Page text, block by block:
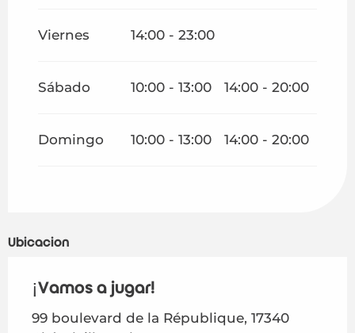
Viernes 14:00 - 23:00
Sábado 10:00 - 13:00 14:00 - 20:00
Domingo 10:00 - 13:00 14:00 - 20:00
Ubicación
¡Vamos a jugar!
99 boulevard de la République, 17340